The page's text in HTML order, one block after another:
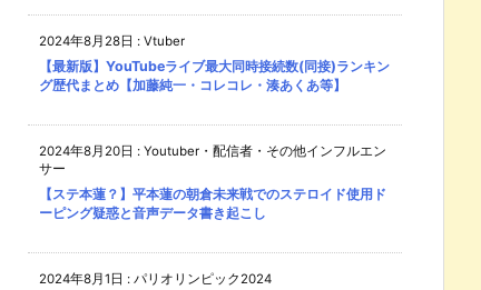
2024年8月28日 : Vtuber
【最新版】YouTubeライブ最大同時接続数(同接)ランキン
グ歴代まとめ【加藤純一・コレコレ・湊あくあ等】
2024年8月20日 : Youtuber・配信者・その他インフルエン
サー
【ステ本蓮？】平本蓮の朝倉未来戦でのステロイド使用ド
ーピング疑惑と音声データ書き起こし
2024年8月1日 : パリオリンピック2024